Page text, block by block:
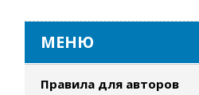
МЕНЮ
Правила для авторов